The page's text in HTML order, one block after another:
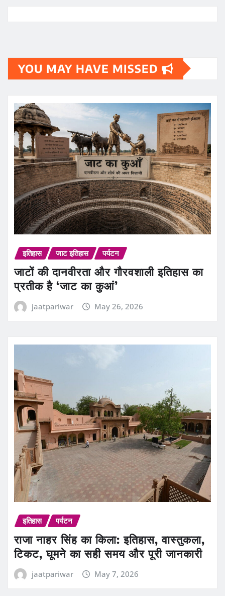
YOU MAY HAVE MISSED
इतिहास जाट इतिहास पर्यटन
जाटों की दानवीरता और गौरवशाली इतिहास का
प्रतीक है ‘जाट का कुआं’
jaatpariwar May 26, 2026
इतिहास पर्यटन
राजा नाहर सिंह का किला: इतिहास, वास्तुकला,
टिकट, घूमने का सही समय और पूरी जानकारी
jaatpariwar May 7, 2026